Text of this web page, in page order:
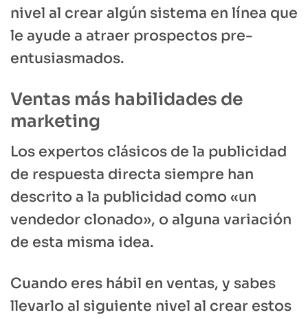
nivel al crear algún sistema en línea que
le ayude a atraer prospectos pre-
entusiasmados.
Ventas más habilidades de
marketing
Los expertos clásicos de la publicidad
de respuesta directa siempre han
descrito a la publicidad como «un
vendedor clonado», o alguna variación
de esta misma idea.
Cuando eres hábil en ventas, y sabes
llevarlo al siguiente nivel al crear estos